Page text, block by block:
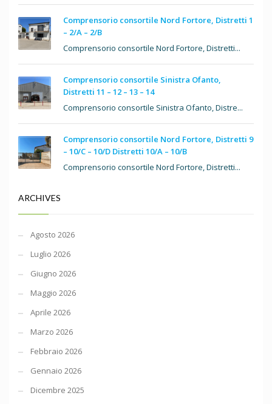
Comprensorio consortile Nord Fortore, Distretti 1
– 2/A – 2/B
Comprensorio consortile Nord Fortore, Distretti...
Comprensorio consortile Sinistra Ofanto,
Distretti 11 – 12 – 13 – 14
Comprensorio consortile Sinistra Ofanto, Distre...
Comprensorio consortile Nord Fortore, Distretti 9
– 10/C – 10/D Distretti 10/A – 10/B
Comprensorio consortile Nord Fortore, Distretti...
ARCHIVES
Agosto 2026
Luglio 2026
Giugno 2026
Maggio 2026
Aprile 2026
Marzo 2026
Febbraio 2026
Gennaio 2026
Dicembre 2025